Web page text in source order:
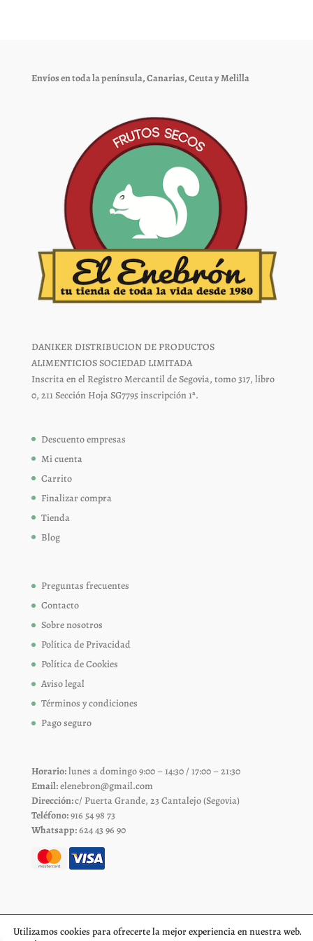
elegir
página
de
Envíos en toda la península, Canarias, Ceuta y Melilla
DANIKER DISTRIBUCION DE PRODUCTOS
ALIMENTICIOS SOCIEDAD LIMITADA
Inscrita en el Registro Mercantil de Segovia, tomo 317, libro
0, 211 Sección Hoja SG7795 inscripción 1ª.
Descuento empresas
Mi cuenta
Carrito
Finalizar compra
Tienda
Blog
Preguntas frecuentes
Contacto
Sobre nosotros
Política de Privacidad
Política de Cookies
Aviso legal
Términos y condiciones
Pago seguro
Horario:lunes a domingo 9:00 – 14:30 / 17:00 – 21:30
Email:elenebron@gmail.com
Dirección:c/ Puerta Grande, 23 Cantalejo (Segovia)
Teléfono:916 54 98 73
Whatsapp:624 43 96 90
Utilizamos cookies para ofrecerte la mejor experiencia en nuestra web.